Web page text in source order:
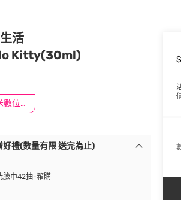
活
Kitty(30ml)
滿$100送數位印花
$
禮(數量有限 送完為止)
臉巾42抽-箱購